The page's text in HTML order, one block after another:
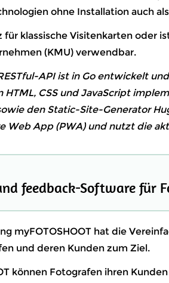
ohne Installation auch
für klassische Visitenkarten oder
(KMU) verwendbar.
API ist in Go entwickelt
HTML, CSS und JavaScript
den Static-Site-Generator
Web App (PWA) und nutzt die
feedback-Software für
myFOTOSHOOT hat die
und deren Kunden zum Ziel.
können Fotografen ihren